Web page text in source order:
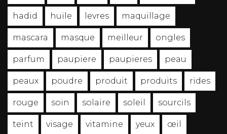
hadid huile levres maquillage
mascara masque meilleur ongles
parfum paupiere paupieres peau
peaux poudre produit produits rides
rouge soin solaire soleil sourcils
teint visage vitamine yeux œil